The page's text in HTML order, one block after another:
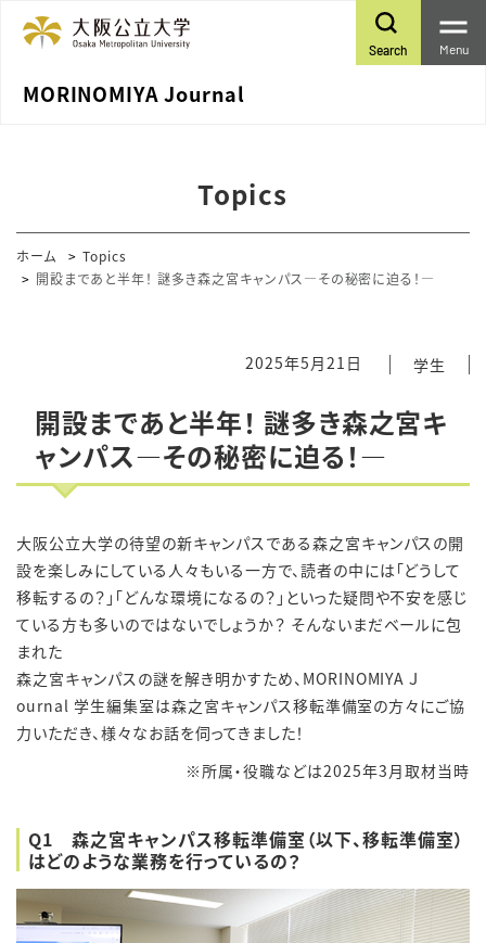
MORINOMIYA Journal
Search Menu
Topics
ホーム
Topics
開設まであと半年！ 謎多き森之宮キャンパス―その秘密に迫る！―
2025年5月21日 学生
開設まであと半年！ 謎多き森之宮キ
ャンパス―その秘密に迫る！―
大阪公立大学の待望の新キャンパスである森之宮キャンパスの開
設を楽しみにしている人々もいる一方で、読者の中には「どうして
移転するの？」「どんな環境になるの？」といった疑問や不安を感じ
ている方も多いのではないでしょうか？ そんないまだベールに包
まれた
森之宮キャンパスの謎を解き明かすため、MORINOMIYA Ｊ
ournal 学生編集室は森之宮キャンパス移転準備室の方々にご協
力いただき、様々なお話を伺ってきました！
※所属・役職などは2025年3月取材当時
Q1 森之宮キャンパス移転準備室（以下、移転準備室）
はどのような業務を行っているの？